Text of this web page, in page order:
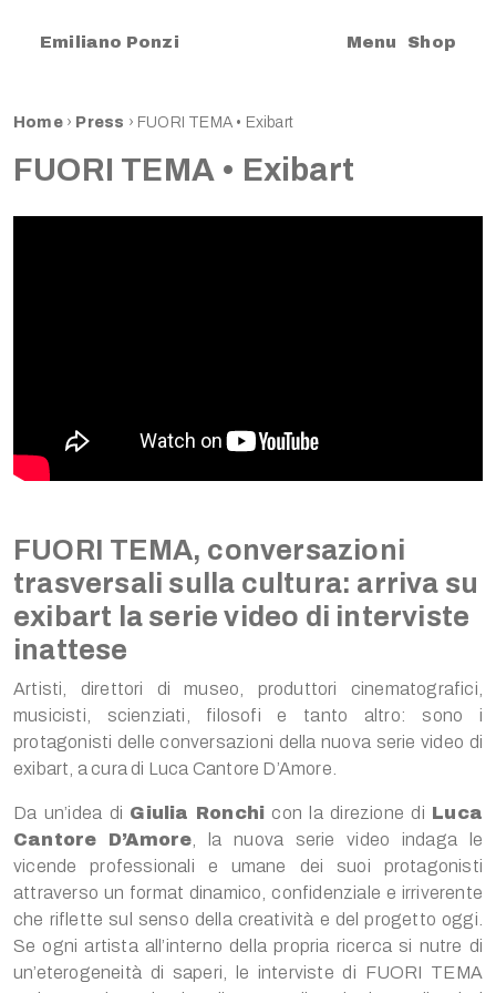
Emiliano Ponzi Menu Shop
Home› Press › FUORI TEMA • Exibart
FUORI TEMA • Exibart
FUORI TEMA, conversazioni
trasversali sulla cultura: arriva su
exibart la serie video di interviste
inattese
Artisti, direttori di museo, produttori cinematografici,
musicisti, scienziati, filosofi e tanto altro: sono i
protagonisti delle conversazioni della nuova serie video di
exibart, a cura di Luca Cantore D’Amore.
Da un’idea di Giulia Ronchi con la direzione di Luca
Cantore D’Amore , la nuova serie video indaga le
vicende professionali e umane dei suoi protagonisti
attraverso un format dinamico, confidenziale e irriverente
che riflette sul senso della creatività e del progetto oggi.
Se ogni artista all’interno della propria ricerca si nutre di
un’eterogeneità di saperi, le interviste di FUORI TEMA